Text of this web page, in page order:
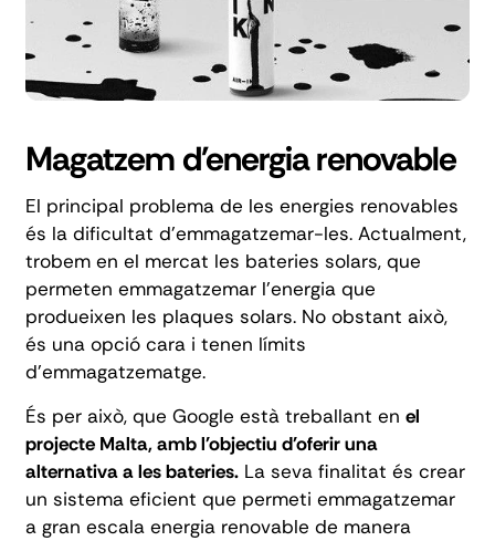
Magatzem d'energia renovable
El principal problema de les energies renovables
és la dificultat d'emmagatzemar-les. Actualment,
trobem en el mercat les bateries solars, que
permeten emmagatzemar l'energia que
produeixen les plaques solars. No obstant això,
és una opció cara i tenen límits
d'emmagatzematge.
És per això, que Google està treballant en el
projecte Malta, amb l'objectiu d'oferir una
alternativa a les bateries.La seva finalitat és crear
un sistema eficient que permeti emmagatzemar
a gran escala energia renovable de manera